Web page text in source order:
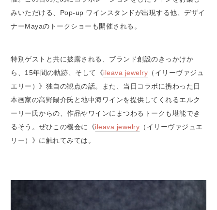
みいただける、Pop-up ワインスタンドが出現する他、デザイ
ナーMayaのトークショーも開催される。
特別ゲストと共に披露される、ブランド創設のきっかけか
ら、15年間の軌跡、そして《ileava jewelry （イリーヴァジュ
エリー）》独自の観点の話。また、当日コラボに携わった日
本画家の高野陽介氏と地中海ワインを提供してくれるエルク
ーリー氏からの、作品やワインにまつわるトークも堪能でき
るそう。ぜひこの機会に《ileava jewelry （イリーヴァジュエ
リー）》に触れてみては。